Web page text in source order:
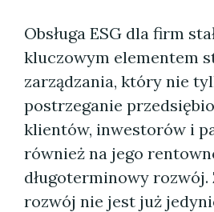
Obsługa ESG dla firm
kluczowym elementem
zarządzania, który nie
postrzeganie
klientów, inwestorów i
również na jego
długoterminowy
rozwój nie jest już